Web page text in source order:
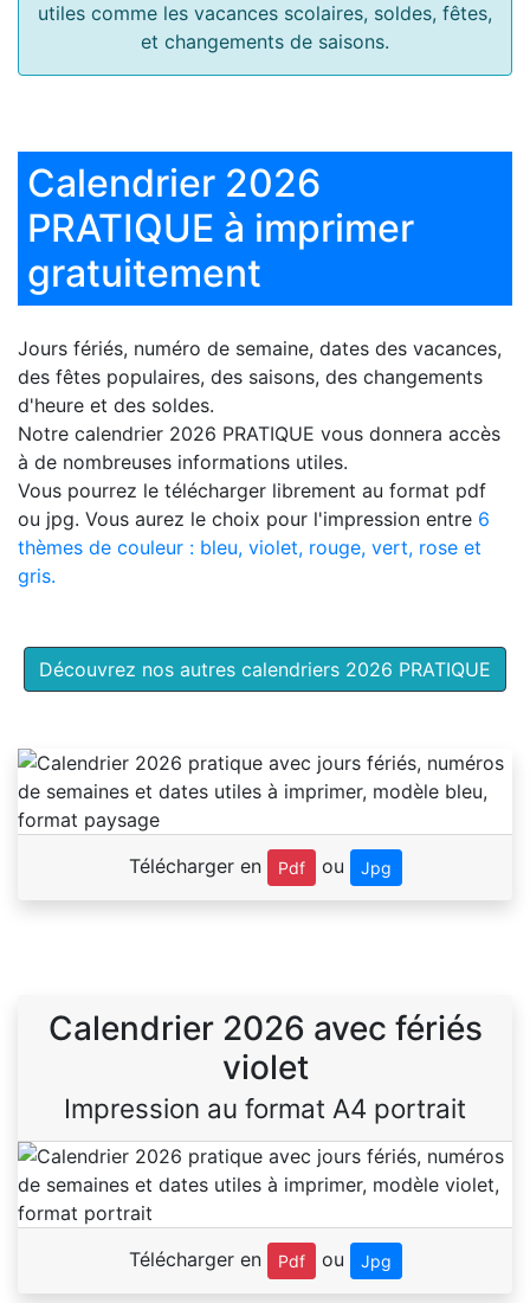
utiles comme les vacances scolaires, soldes, fêtes,
et changements de saisons.
Calendrier 2026
PRATIQUE à imprimer
gratuitement
Jours fériés, numéro de semaine, dates des vacances,
des fêtes populaires, des saisons, des changements
d'heure et des soldes.
Notre calendrier 2026 PRATIQUE vous donnera accès
à de nombreuses informations utiles.
Vous pourrez le télécharger librement au format pdf
ou jpg. Vous aurez le choix pour l'impression entre 6
thèmes de couleur : bleu, violet, rouge, vert, rose et
gris.
Découvrez nos autres calendriers 2026 PRATIQUE
Télécharger en Pdf ou Jpg
Calendrier 2026 avec fériés
violet
Impression au format A4 portrait
Télécharger en Pdf ou Jpg